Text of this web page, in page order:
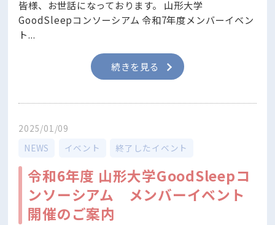
皆様、お世話になっております。 山形大学
GoodSleepコンソーシアム 令和7年度メンバーイベン
ト...
続きを見る
2025/01/09
NEWS
イベント 終了したイベント
令和6年度 山形大学GoodSleepコ
ンソーシアム メンバーイベント
開催のご案内